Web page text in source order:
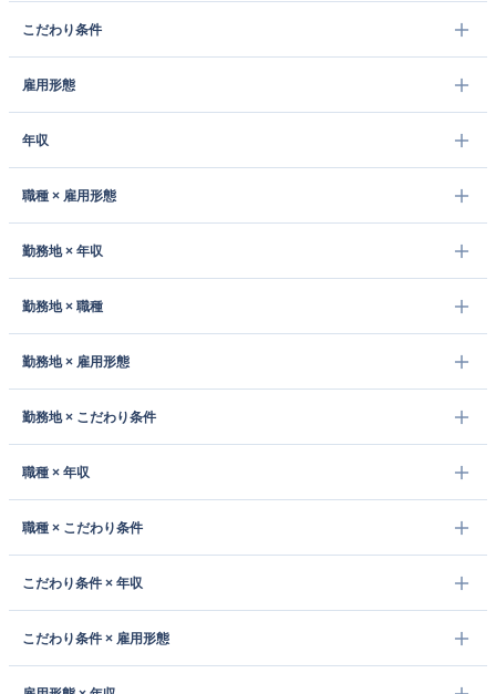
こだわり条件
雇用形態
年収
職種 × 雇用形態
勤務地 × 年収
勤務地 × 職種
勤務地 × 雇用形態
勤務地 × こだわり条件
職種 × 年収
職種 × こだわり条件
こだわり条件 × 年収
こだわり条件 × 雇用形態